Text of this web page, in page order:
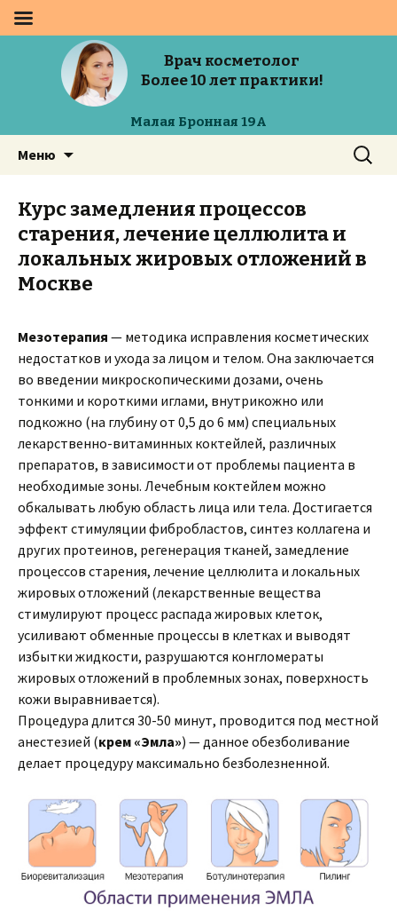
Врач косметолог
Более 10 лет практики!
Малая Бронная 19А
Меню Найти:
Курс замедления процессов
старения, лечение целлюлита и
локальных жировых отложений в
Москве
Мезотерапия — методика исправления косметических
недостатков и ухода за лицом и телом. Она заключается
во введении микроскопическими дозами, очень
тонкими и короткими иглами, внутрикожно или
подкожно (на глубину от 0,5 до 6 мм) специальных
лекарственно-витаминных коктейлей, различных
препаратов, в зависимости от проблемы пациента в
необходимые зоны. Лечебным коктейлем можно
обкалывать любую область лица или тела. Достигается
эффект стимуляции фибробластов, синтез коллагена и
других протеинов, регенерация тканей, замедление
процессов старения, лечение целлюлита и локальных
жировых отложений (лекарственные вещества
стимулируют процесс распада жировых клеток,
усиливают обменные процессы в клетках и выводят
избытки жидкости, разрушаются конгломераты
жировых отложений в проблемных зонах, поверхность
кожи выравнивается).
Процедура длится 30-50 минут, проводится под местной
анестезией (крем «Эмла») — данное обезболивание
делает процедуру максимально безболезненной.